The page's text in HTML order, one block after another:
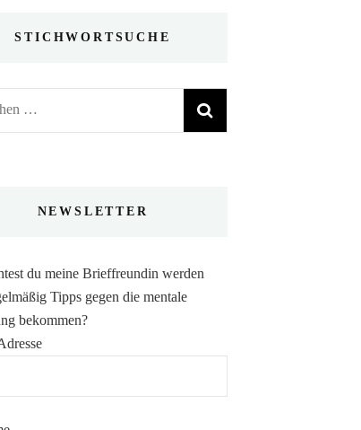
STICHWORTSUCHE
NEWSLETTER
du meine Brieffreundin werden
Tipps gegen die mentale
bekommen?